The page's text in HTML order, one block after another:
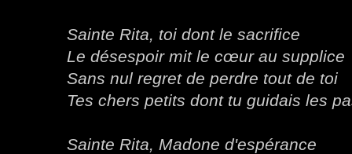
Sainte Rita, toi dont le sacrifice
Le désespoir mit le cœur au supplice
Sans nul regret de perdre tout de toi
Tes chers petits dont tu guidais les
Sainte Rita, Madone d'espérance